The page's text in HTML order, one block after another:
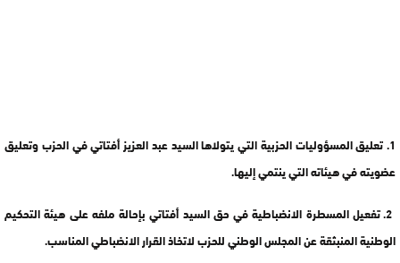
1. تعليق المسؤوليات الحزبية التي يتولاها السيد عبد العزيز أفتاتي في الحزب وتعليق
عضويته في هيئاته التي ينتمي إليها.
2. تفعيل المسطرة الانضباطية في حق السيد أفتاتي بإحالة ملفه على هيئة التحكيم
الوطنية المنبثقة عن المجلس الوطني للحزب لاتخاذ القرار الانضباطي المناسب.